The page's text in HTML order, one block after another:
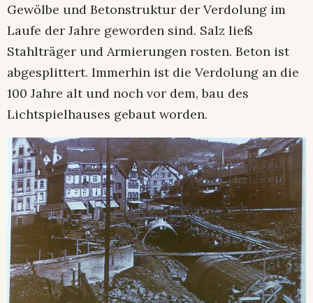
Gewölbe und Betonstruktur der Verdolung im
Laufe der Jahre geworden sind. Salz ließ
Stahlträger und Armierungen rosten. Beton ist
abgesplittert. Immerhin ist die Verdolung an die
100 Jahre alt und noch vor dem, bau des
Lichtspielhauses gebaut worden.